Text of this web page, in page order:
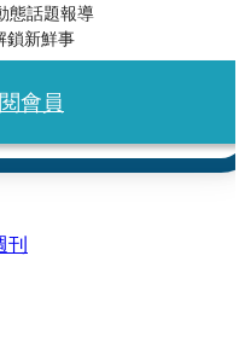
態話題報導
鎖新鮮事
會員
刊